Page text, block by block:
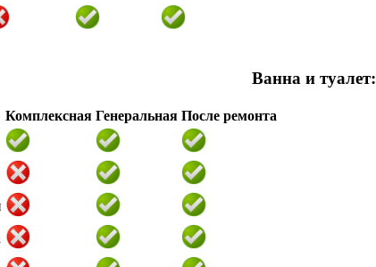
Ванна и туалет:
Комплексная Генеральная После ремонта